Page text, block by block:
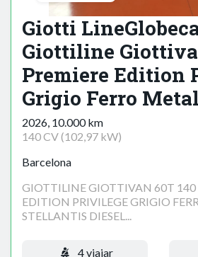
Giotti
Giottiline
Premiere Edition
Grigio Ferro Metal
2026, 10.000 km
140 CV (102,97 kW)
Barcelona
GIOTTILINE GIOTTIVAN 60T 140
EDITION PRIVILEGE GRIGIO
STELLANTIS DIESEL...
4 viajar